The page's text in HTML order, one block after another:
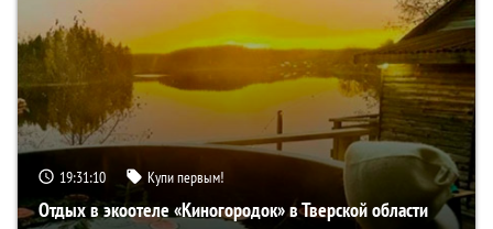
19:31:09 Купи первым!
Отдых в экоотеле «Киногородок» в Тверской области